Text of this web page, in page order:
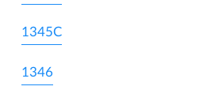
1345C
1346